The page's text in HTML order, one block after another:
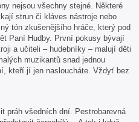
nejsou všechny stejné. Některé
strun či kláves nástroje nebo
tón zkušenějšího hráče, který pod
Paní Hudby. První pokusy bývají
a učiteli – hudebníky – malují děti
muzikantů snad jednou
kteří jí jen nasloucháte. Vždyť bez
práh všedních dní. Pestrobarevná